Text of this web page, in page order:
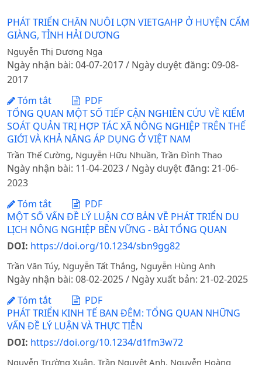
PHÁT TRIỂN CHĂN NUÔI LỢN VIETGAHP Ở HUYỆN CẨM
GIÀNG, TỈNH HẢI DƯƠNG
Nguyễn Thị Dương Nga
Ngày nhận bài: 04-07-2017 / Ngày duyệt đăng: 09-08-
2017
Tóm tắt
PDF
TỔNG QUAN MỘT SỐ TIẾP CẬN NGHIÊN CỨU VỀ KIỂM
SOÁT QUẢN TRỊ HỢP TÁC XÃ NÔNG NGHIỆP TRÊN THẾ
GIỚI VÀ KHẢ NĂNG ÁP DỤNG Ở VIỆT NAM
Trần Thế Cường, Nguyễn Hữu Nhuần, Trần Đình Thao
Ngày nhận bài: 11-04-2023 / Ngày duyệt đăng: 21-06-
2023
Tóm tắt
PDF
MỘT SỐ VẤN ĐỀ LÝ LUẬN CƠ BẢN VỀ PHÁT TRIỂN DU
LỊCH NÔNG NGHIỆP BỀN VỮNG - BÀI TỔNG QUAN
DOI: https://doi.org/10.1234/sbn9gg82
Trần Văn Túy, Nguyễn Tất Thắng, Nguyễn Hùng Anh
Ngày nhận bài: 08-02-2025 / Ngày xuất bản: 21-02-2025
Tóm tắt
PDF
PHÁT TRIỂN KINH TẾ BAN ĐÊM: TỔNG QUAN NHỮNG
VẤN ĐỀ LÝ LUẬN VÀ THỰC TIỄN
DOI: https://doi.org/10.1234/d1fm3w72
Nguyễn Trường Xuân, Trần Nguyệt Anh, Nguyễn Hoàng